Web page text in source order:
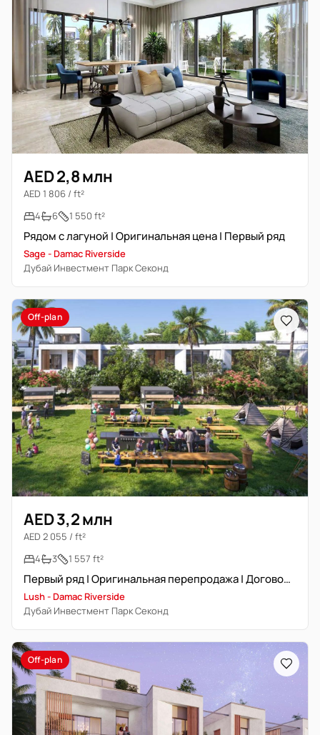
AED 2,8 млн
AED 1 806 / ft²
4
6 1 550 ft²
Рядом с лагуной | Оригинальная цена | Первый ряд
Sage - Damac Riverside
Дубай Инвестмент Парк Секонд
Off-plan
AED 3,2 млн
AED 2 055 / ft²
4
3 1 557 ft²
Первый ряд | Оригинальная перепродажа | Договорная цена
Lush - Damac Riverside
Дубай Инвестмент Парк Секонд
Off-plan